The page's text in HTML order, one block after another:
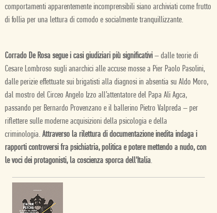
comportamenti apparentemente incomprensibili siano archiviati come frutto
di follia per una lettura di comodo e socialmente tranquillizzante.
Corrado De Rosa segue i casi giudiziari più significativi – dalle teorie di
Cesare Lombroso sugli anarchici alle accuse mosse a Pier Paolo Pasolini,
dalle perizie effettuate sui brigatisti alla diagnosi in absentia su Aldo Moro,
dal mostro del Circeo Angelo Izzo all’attentatore del Papa Ali Agca,
passando per Bernardo Provenzano e il ballerino Pietro Valpreda – per
riflettere sulle moderne acquisizioni della psicologia e della
criminologia. Attraverso la rilettura di documentazione inedita indaga i
rapporti controversi fra psichiatria, politica e potere mettendo a nudo, con
le voci dei protagonisti, la coscienza sporca dell'Italia.